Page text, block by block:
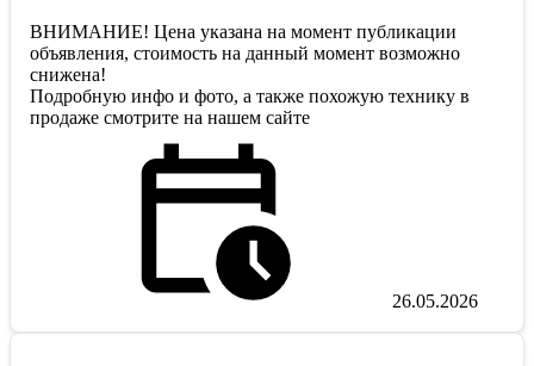
ВНИМАНИЕ! Цена указана на момент публикации
объявления, стоимость на данный момент возможно
снижена!
Подробную инфо и фото, а также похожую технику в
продаже смотрите на нашем сайте
26.05.2026